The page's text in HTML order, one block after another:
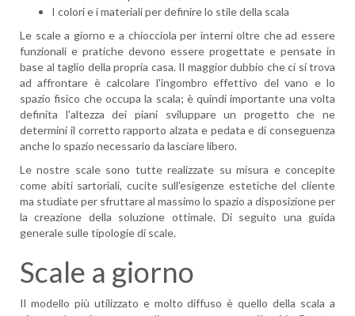
I colori e i materiali per definire lo stile della scala
Le scale a giorno e a chiocciola per interni oltre che ad essere
funzionali e pratiche devono essere progettate e pensate in
base al taglio della propria casa. Il maggior dubbio che ci si trova
ad affrontare è calcolare l'ingombro effettivo del vano e lo
spazio fisico che occupa la scala; è quindi importante una volta
definita l'altezza dei piani sviluppare un progetto che ne
determini il corretto rapporto alzata e pedata e di conseguenza
anche lo spazio necessario da lasciare libero.
Le nostre scale sono tutte realizzate su misura e concepite
come abiti sartoriali, cucite sull'esigenze estetiche del cliente
ma studiate per sfruttare al massimo lo spazio a disposizione per
la creazione della soluzione ottimale. Di seguito una guida
generale sulle tipologie di scale.
Scale a giorno
Il modello più utilizzato e molto diffuso è quello della scala a